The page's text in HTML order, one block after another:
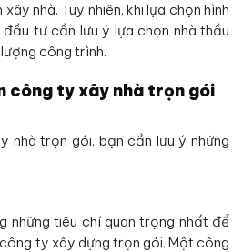
nhà. Tuy nhiên, khi lựa chọn hình
tư cần lưu ý lựa chọn nhà thầu
công trình.
công ty xây nhà trọn gói
nhà trọn gói, bạn cần lưu ý những
những tiêu chí quan trọng nhất để
ty xây dựng trọn gói. Một công